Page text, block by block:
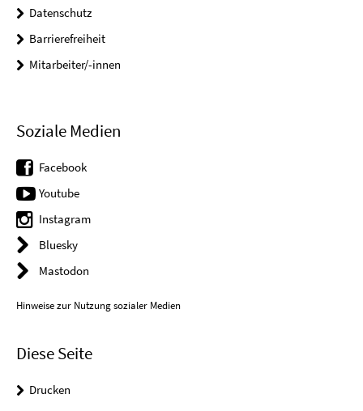
Datenschutz
Barrierefreiheit
Mitarbeiter/-innen
Soziale Medien
Facebook
Youtube
Instagram
Bluesky
Mastodon
Hinweise zur Nutzung sozialer Medien
Diese Seite
Drucken